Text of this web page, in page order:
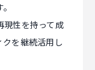
現性を持って成
を継続活用し